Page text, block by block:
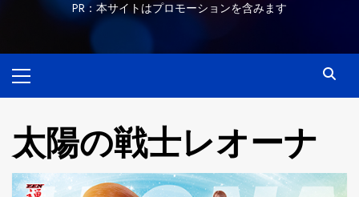
PR：本サイトはプロモーションを含みます
Menu
太陽の戦士レオーナ